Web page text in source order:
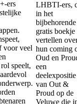
ers
voor veel
speelt,
LHBTI-ers,
in het
bijbehorende
gratis boekje
vertellen
hun coming
Oud en
een
deelexpositie
van Out &
Proud op de
Veluwe die